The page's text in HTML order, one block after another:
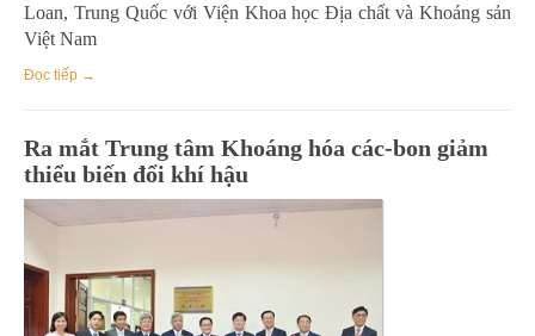
Loan, Trung Quốc với Viện Khoa học Địa chất và Khoáng sản
Việt Nam
Đọc tiếp →
Ra mắt Trung tâm Khoáng hóa các-bon giảm
thiểu biến đổi khí hậu